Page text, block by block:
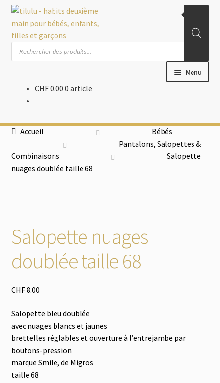
Aller
à
la
navigation
Aller
au
contenu
Recherche
produits
Menu
Boutique
Filles
Accessoires
CHF0.00 0 article
Accueil
Bébés
Pantalons, Salopettes &
Combinaisons
Salopette
nuages doublée taille 68
Salopette nuages
doublée taille 68
CHF8.00
Salopette bleu doublée
avec nuages blancs et jaunes
brettelles réglables et ouverture à l’entrejambe par
boutons-pression
marque Smile, de Migros
taille 68